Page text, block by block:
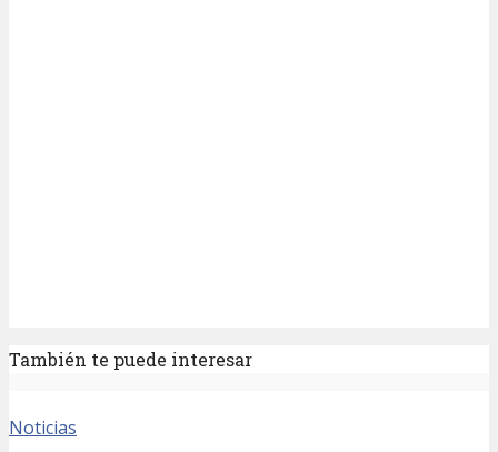
También te puede interesar
Noticias